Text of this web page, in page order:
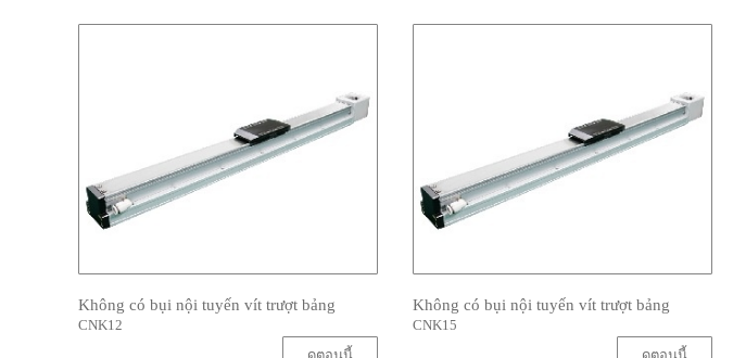
Không có bụi nội tuyến vít trượt bảng
CNK12
Không có bụi nội tuyến vít trượt bảng
CNK15